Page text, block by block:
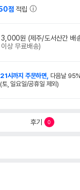
점 적립
3,000원 (제주/도서산간 배
상 무료배송)
21시까지 주문하면, 다음날
(토, 일요일/공휴일 제외)
후기 0